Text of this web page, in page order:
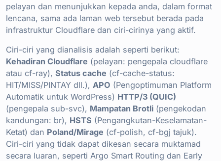
pelayan dan menunjukkan kepada anda, dalam format
lencana, sama ada laman web tersebut berada pada
infrastruktur Cloudflare dan ciri-cirinya yang aktif.
Ciri-ciri yang dianalisis adalah seperti berikut:
Kehadiran Cloudflare (pelayan: pengepala cloudflare
atau cf-ray), Status cache (cf-cache-status:
HIT/MISS/PINTAY dll.), APO (Pengoptimuman Platform
Automatik untuk WordPress) HTTP/3 (QUIC)
(pengepala sub-svc), Mampatan Brotli (pengekodan
kandungan: br), HSTS (Pengangkutan-Keselamatan-
Ketat) dan Poland/Mirage (cf-polish, cf-bgj tajuk).
Ciri-ciri yang tidak dapat dikesan secara muktamad
secara luaran, seperti Argo Smart Routing dan Early